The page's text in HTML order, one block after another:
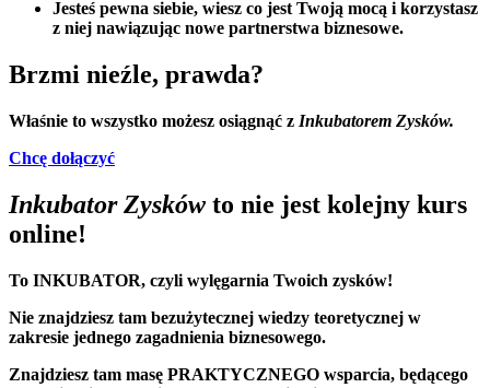
Jesteś pewna siebie, wiesz co jest Twoją mocą i korzystasz
z niej nawiązując nowe partnerstwa biznesowe.
Brzmi nieźle, prawda?
Właśnie to wszystko możesz osiągnąć z Inkubatorem Zysków.
Chcę dołączyć
Inkubator Zysków to nie jest kolejny kurs
online!
To INKUBATOR, czyli wylęgarnia Twoich zysków!
Nie znajdziesz tam bezużytecznej wiedzy teoretycznej w
zakresie jednego zagadnienia biznesowego.
Znajdziesz tam masę PRAKTYCZNEGO wsparcia, będącego